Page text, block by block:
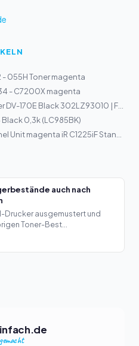
055H Toner magenta
- C7200X magenta
0,3k (LC985BK)
auch nach
Drucker ausgemustert und
Toner-Best...